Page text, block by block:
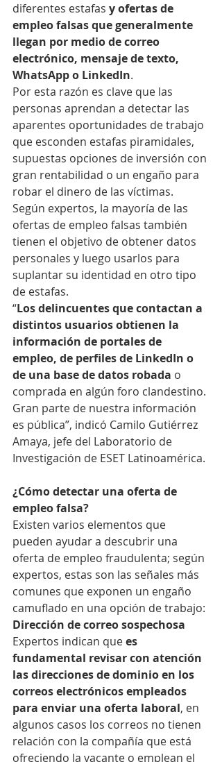
diferentes estafas y ofertas de
empleo falsas que generalmente
llegan por medio de correo
electrónico, mensaje de texto,
WhatsApp o LinkedIn.
Por esta razón es clave que las
personas aprendan a detectar las
aparentes oportunidades de trabajo
que esconden estafas piramidales,
supuestas opciones de inversión con
gran rentabilidad o un engaño para
robar el dinero de las víctimas.
Según expertos, la mayoría de las
ofertas de empleo falsas también
tienen el objetivo de obtener datos
personales y luego usarlos para
suplantar su identidad en otro tipo
de estafas.
“Los delincuentes que contactan a
distintos usuarios obtienen la
información de portales de
empleo, de perfiles de LinkedIn o
de una base de datos robada o
comprada en algún foro clandestino.
Gran parte de nuestra información
es pública”, indicó Camilo Gutiérrez
Amaya, jefe del Laboratorio de
Investigación de ESET Latinoamérica.
¿Cómo detectar una oferta de
empleo falsa?
Existen varios elementos que
pueden ayudar a descubrir una
oferta de empleo fraudulenta; según
expertos, estas son las señales más
comunes que exponen un engaño
camuflado en una opción de trabajo:
Dirección de correo sospechosa
Expertos indican que es
fundamental revisar con atención
las direcciones de dominio en los
correos electrónicos empleados
para enviar una oferta laboral, en
algunos casos los correos no tienen
relación con la compañía que está
ofreciendo la vacante o emplean el